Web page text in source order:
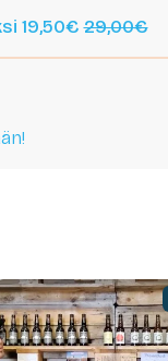
19,50€29,00€